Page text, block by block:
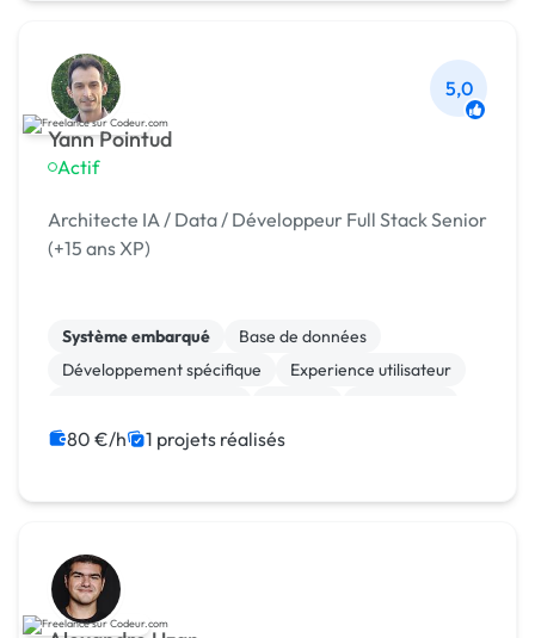
Yann Pointud
Actif
5,0
Architecte IA / Data / Développeur Full Stack Senior
(+15 ans XP)
Système embarqué
Base de données
Développement spécifique
Experience utilisateur
Chatbot
Machine Learning
80 €/h 1 projets réalisés